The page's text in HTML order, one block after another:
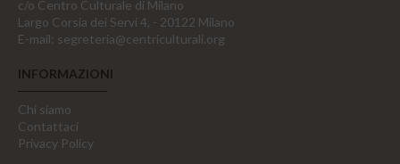
c/o Centro Culturale di Milano
Largo Corsia dei Servi 4, - 20122 Milano
E-mail: segreteria@centriculturali.org
INFORMAZIONI
Chi siamo
Contattaci
Privacy Policy